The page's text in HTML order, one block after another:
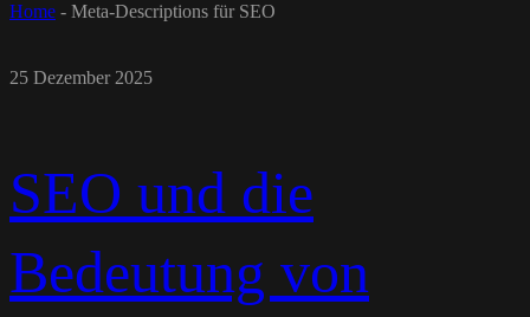
Home - Meta-Descriptions für SEO
25 Dezember 2025
SEO und die
Bedeutung von